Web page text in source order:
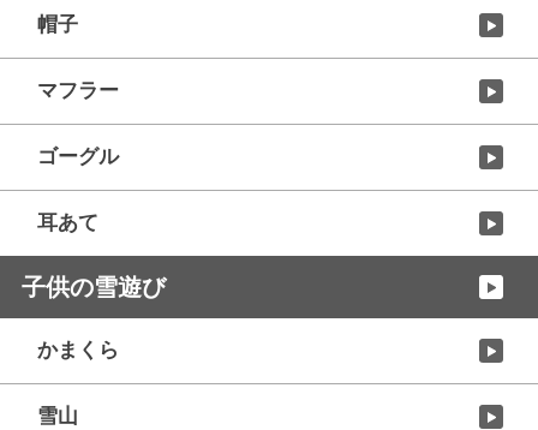
帽子
マフラー
ゴーグル
耳あて
子供の雪遊び
かまくら
雪山